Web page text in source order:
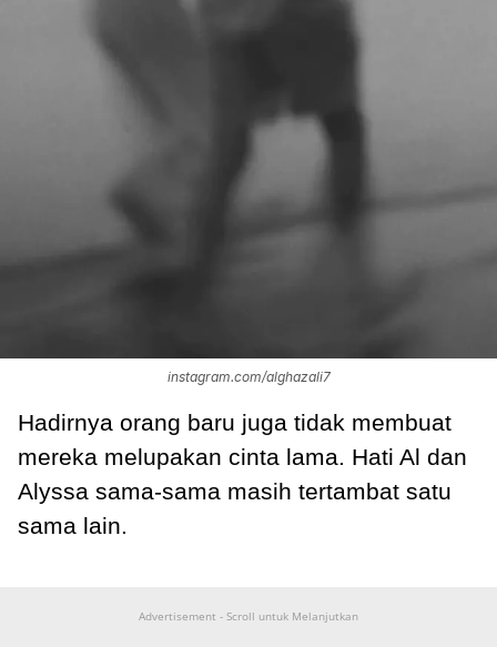
instagram.com/alghazali7
Hadirnya orang baru juga tidak membuat
mereka melupakan cinta lama. Hati Al dan
Alyssa sama-sama masih tertambat satu
sama lain.
Advertisement - Scroll untuk Melanjutkan